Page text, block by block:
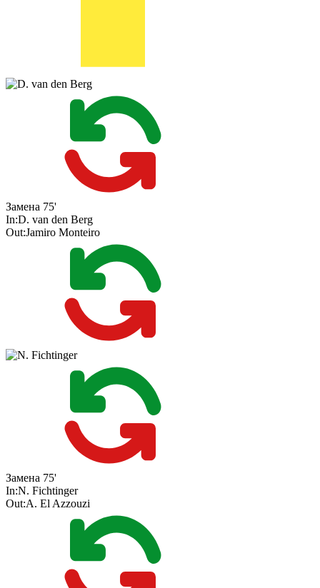
Замена 75'
In:D. van den Berg
Out:Jamiro Monteiro
Замена 75'
In:N. Fichtinger
Out:A. El Azzouzi